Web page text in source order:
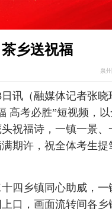
乡送祝福
泉
讯（融媒体记者张晓
高考必胜”短视频，
祝福诗，一镇一景、
期许，祝全体考生提
四乡镇同心助威，一
口，画面流转间各乡